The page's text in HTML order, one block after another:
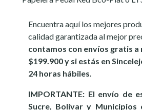
Encuentra aquí los mejores
calidad garantizada al mejor
contamos con envíos gratis
$199.900 y si estás en
24 horas hábiles.
IMPORTANTE: El envío de
Sucre, Bolívar y